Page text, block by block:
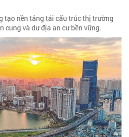
tạo nền tảng tái cấu trúc thị trường
cung và dư địa an cư bền vững.